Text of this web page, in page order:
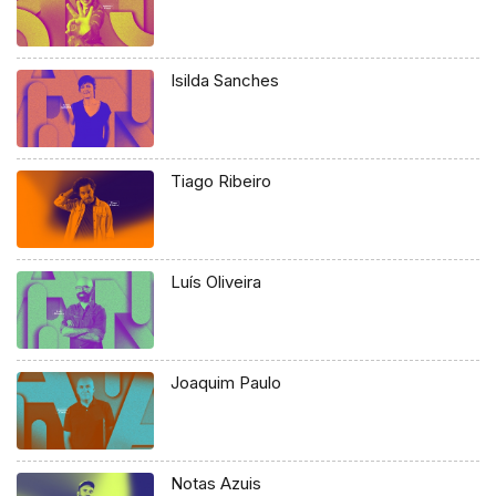
Isilda Sanches
Tiago Ribeiro
Luís Oliveira
Joaquim Paulo
Notas Azuis